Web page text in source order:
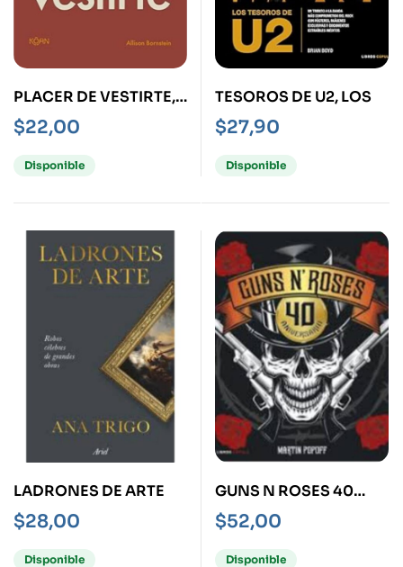
PLACER DE VESTIRTE,
EL
$22,00
Disponible
TESOROS DE U2, LOS
$27,90
Disponible
LADRONES DE ARTE
$28,00
Disponible
GUNS N ROSES 40
ANIVERSARIO
$52,00
Disponible